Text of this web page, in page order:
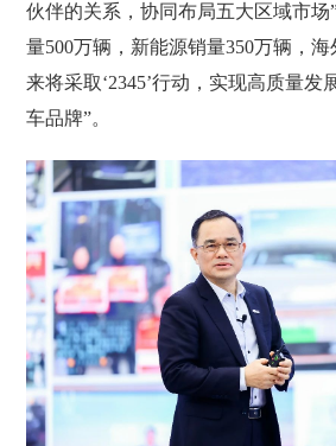
伙伴的关系，协同布局五大区域市场
量500万辆，新能源销量350万辆，
来将采取‘2345’行动，实现高质量发
车品牌”。